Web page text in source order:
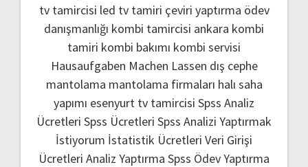
tv tamircisi led tv tamiri çeviri yaptırma ödev
danışmanlığı kombi tamircisi ankara kombi
tamiri kombi bakımı kombi servisi
Hausaufgaben Machen Lassen dış cephe
mantolama mantolama firmaları halı saha
yapımı esenyurt tv tamircisi Spss Analiz
Ücretleri Spss Ücretleri Spss Analizi Yaptırmak
İstiyorum İstatistik Ücretleri Veri Girişi
Ücretleri Analiz Yaptırma Spss Ödev Yaptırma